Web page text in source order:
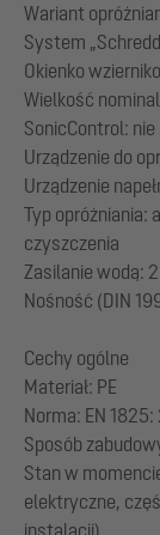
Wariant
System
Okienko
Wielkość
SonicControl: nie
Urządzenie do
Urządzenie
Typ opróżniania:
czyszczenia
Zasilanie wodą:
Nośność (DIN
Cechy ogólne
Materiał: PE
Norma: EN
Sposób
Stan w
elektryczne,
instalacji)